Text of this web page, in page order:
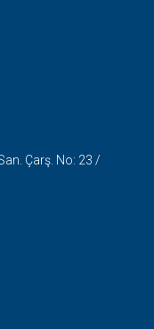
Çarş. No: 23 /